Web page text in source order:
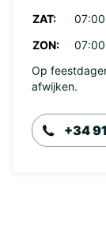
ZAT:
ZON:
Op
afwijken.
+34